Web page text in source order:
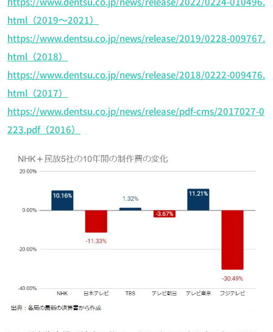
html（2019～2021）
https://www.dentsu.co.jp/news/release/2019/0228-009767.
html（2018）
https://www.dentsu.co.jp/news/release/2018/0222-009476.
html（2017）
https://www.dentsu.co.jp/news/release/pdf-cms/2017027-0
223.pdf（2016）